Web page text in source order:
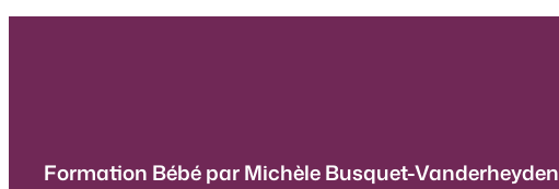
Formation Bébé parMichèleBusquet-Vanderheyden